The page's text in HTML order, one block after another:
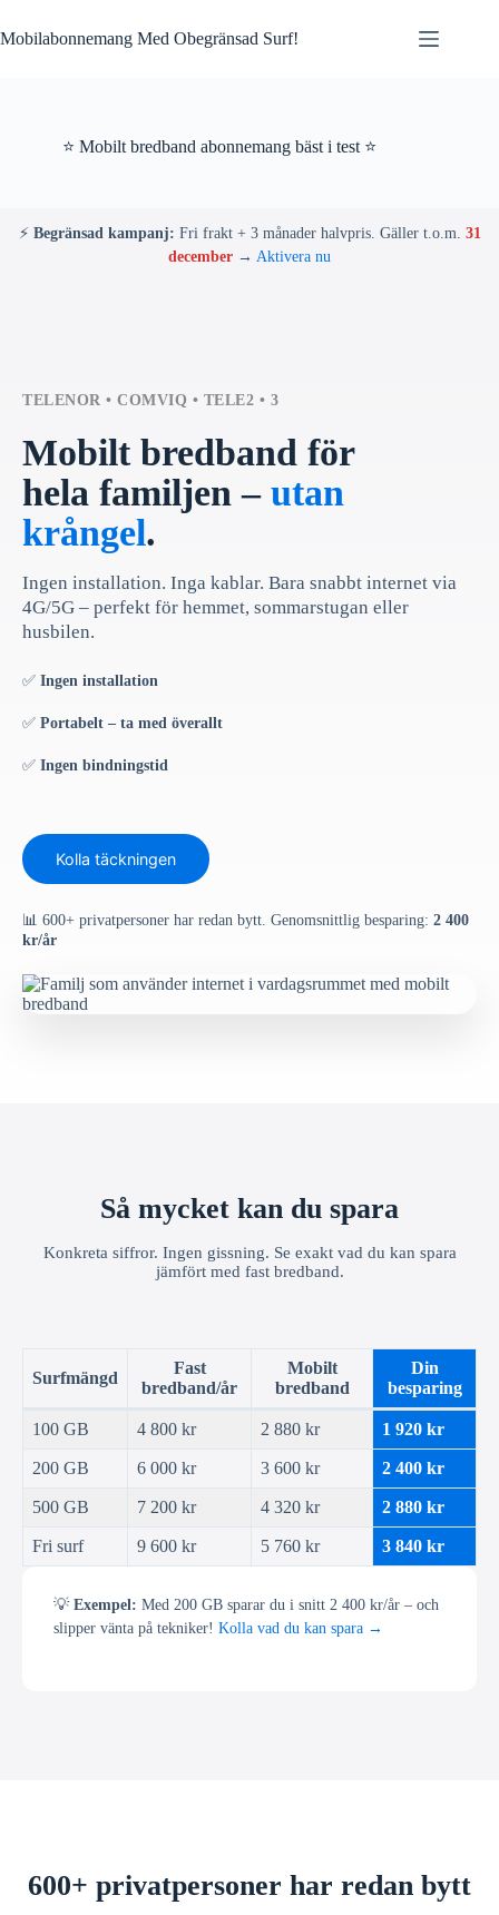
to
content
Mobilabonnemang Med Obegränsad Surf!
⭐ Mobilt bredband abonnemang bäst i test ⭐
⚡ Begränsad kampanj: Fri frakt + 3 månader halvpris. Gäller t.o.m. 31
december → Aktivera nu
TELENOR • COMVIQ • TELE2 • 3
Mobilt bredband för
hela familjen – utan
krångel.
Ingen installation. Inga kablar. Bara snabbt internet via
4G/5G – perfekt för hemmet, sommarstugan eller
husbilen.
✅ Ingen installation
✅ Portabelt – ta med överallt
✅ Ingen bindningstid
Kolla täckningen
📊 600+ privatpersoner har redan bytt. Genomsnittlig besparing: 2 400
kr/år
Så mycket kan du spara
Konkreta siffror. Ingen gissning. Se exakt vad du kan spara
jämfört med fast bredband.
Surfmängd
Fast
bredband/år
Mobilt
bredband
Din
besparing
100 GB 4 800 kr 2 880 kr 1 920 kr
200 GB 6 000 kr 3 600 kr 2 400 kr
500 GB 7 200 kr 4 320 kr 2 880 kr
Fri surf 9 600 kr 5 760 kr 3 840 kr
💡Exempel: Med 200 GB sparar du i snitt 2 400 kr/år – och
slipper vänta på tekniker! Kolla vad du kan spara →
600+ privatpersoner har redan bytt